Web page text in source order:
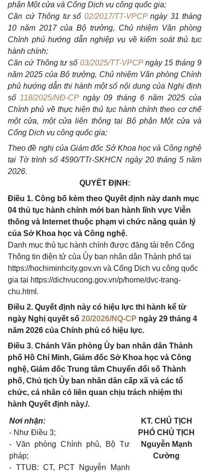
phận Một cửa và Cổng Dịch vụ công quốc gia;
Căn cứ Thông tư số 02/2017/TT-VPCPngày 31 tháng
10 năm 2017 của Bộ trưởng, Chủ nhiệm Văn phòng
Chính phủ hướng dẫn nghiệp vụ về kiểm soát thủ tục
hành chính;
Căn cứ Thông tư số 03/2025/TT-VPCPngày 15 tháng 9
năm 2025 của Bộ trưởng, Chủ nhiệm Văn phòng Chính
phủ hướng dẫn thi hành một số nội dung của Nghị định
số 118/2025/NĐ-CPngày 09 tháng 6 năm 2025 của
Chính phủ về thực hiện thủ tục hành chính theo cơ chế
một cửa, một cửa liên thông tại Bộ phận Một cửa và
Cổng Dịch vụ công quốc gia;
Theo đề nghị của Giám đốc Sở Khoa học và Công nghệ
tại Tờ trình số 4590/TTr-SKHCN ngày 20 tháng 5 năm
2026.
QUYẾT ĐỊNH:
Điều 1. Công bố kèm theo Quyết định này danh mục
04 thủ tục hành chính mới ban hành lĩnh vực Viễn
thông và Internet thuộc phạm vi chức năng quản lý
của Sở Khoa học và Công nghệ.
Danh mục thủ tục hành chính được đăng tải trên Cổng
Thông tin điện tử của Ủy ban nhân dân Thành phố tại
https://hochiminhcity.gov.vn và Cổng Dịch vụ công quốc
gia tại https://dichvucong.gov.vn/p/home/dvc-trang-
chu.html.
Điều 2. Quyết định này có hiệu lực thi hành kể từ
ngày Nghị quyết số 20/2026/NQ-CP ngày 29 tháng 4
năm 2026 của Chính phủ có hiệu lực.
Điều 3. Chánh Văn phòng Ủy ban nhân dân Thành
phố Hồ Chí Minh, Giám đốc Sở Khoa học và Công
nghệ, Giám đốc Trung tâm Chuyển đổi số Thành
phố, Chủ tịch Ủy ban nhân dân cấp xã và các tổ
chức, cá nhân có liên quan chịu trách nhiệm thi
hành Quyết định này./.
Nơi nhận:
- Như Điều 3;
- Văn phòng Chính phủ, Bộ Tư
pháp;
- TTUB: CT, PCT Nguyễn Mạnh
KT. CHỦ TỊCH
PHÓ CHỦ TỊCH
Nguyễn Mạnh
Cường